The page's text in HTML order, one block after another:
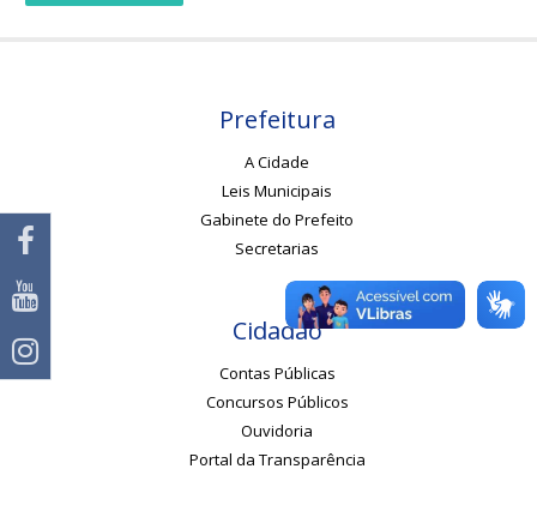
Prefeitura
A Cidade
Leis Municipais
Gabinete do Prefeito
Secretarias
Cidadão
Contas Públicas
Concursos Públicos
Ouvidoria
Portal da Transparência